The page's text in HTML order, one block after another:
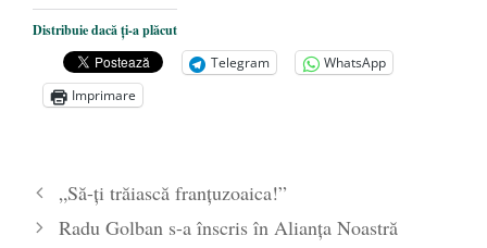
Ceva despre pandemie
O carte despre embrionul uman, ca
persoană ce trebuie apărată - 8 octombrie
2019
septembrie 2019
Distribuie dacă ți-a plăcut
Telegram
WhatsApp
Imprimare
„Să-ți trăiască franțuzoaica!”
Radu Golban s-a înscris în Alianța Noastră